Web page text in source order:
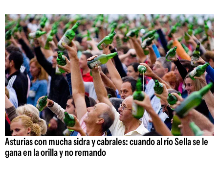
Asturias con mucha sidra y cabrales: cuando al río Sella se le
gana en la orilla y no remando